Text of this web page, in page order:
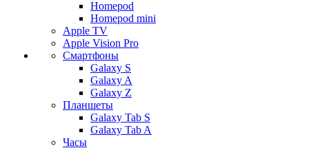
Homepod
Homepod mini
Apple TV
Apple Vision Pro
Смартфоны
Galaxy S
Galaxy A
Galaxy Z
Планшеты
Galaxy Tab S
Galaxy Tab A
Часы